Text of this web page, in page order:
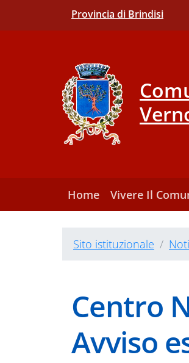
Provincia di Brindisi
Home Vivere Il
Sito istituzionale
Centro
Avviso